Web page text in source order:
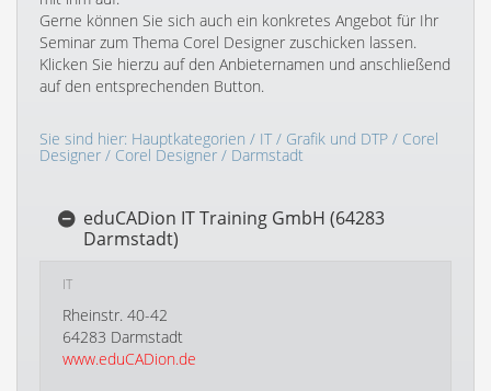
Gerne können Sie sich auch ein konkretes Angebot für Ihr
Seminar zum Thema Corel Designer zuschicken lassen.
Klicken Sie hierzu auf den Anbieternamen und anschließend
auf den entsprechenden Button.
Sie sind hier: Hauptkategorien / IT/ Grafik und DTP / Corel
Designer / Corel Designer / Darmstadt
eduCADion IT Training GmbH (64283
Darmstadt)
IT
Rheinstr. 40-42
64283 Darmstadt
www.eduCADion.de